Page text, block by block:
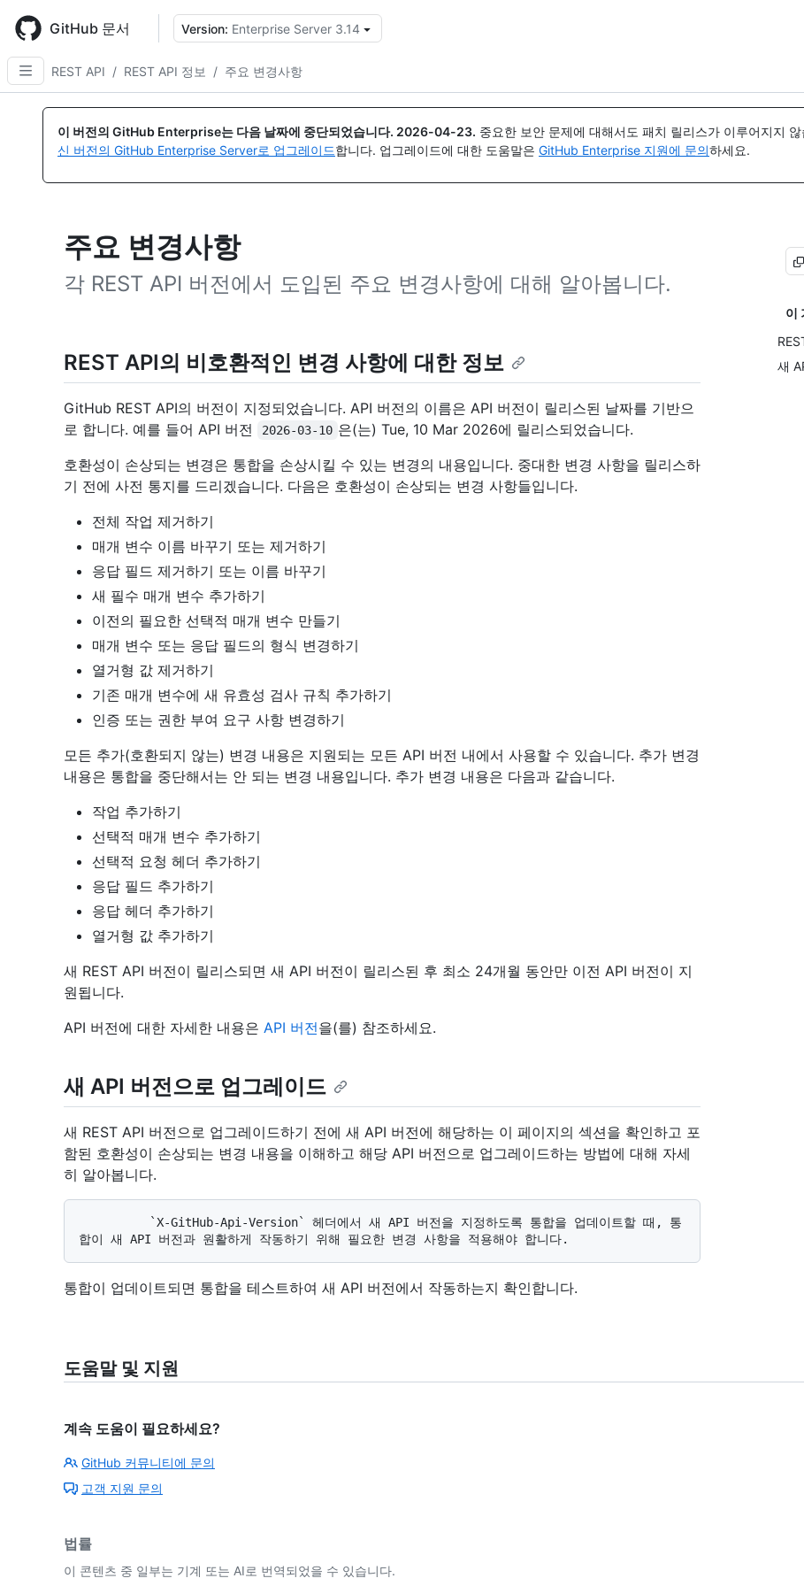
main
content
GitHub 문서 Version: Enterprise Server 3.14
REST API / REST API 정보 / 주요 변경사항
이 버전의 GitHub Enterprise는 다음 날짜에 중단되었습니다. 2026-04-23. 중요한 보안 문제에 대해서도 패치 릴리스가 이루어지지
신 버전의 GitHub Enterprise Server로 업그레이드합니다. 업그레이드에 대한 도움말은 GitHub Enterprise 지원에 문의하세요.
주요 변경사항
각 REST API 버전에서 도입된 주요 변경사항에 대해 알아봅니다.
이
새
REST API의 비호환적인 변경 사항에 대한 정보
GitHub REST API의 버전이 지정되었습니다. API 버전의 이름은 API 버전이 릴리스된 날짜를 기반으
로 합니다. 예를 들어 API 버전
2026-03-10 은(는) Tue, 10 Mar 2026에 릴리스되었습니다.
호환성이 손상되는 변경은 통합을 손상시킬 수 있는 변경의 내용입니다. 중대한 변경 사항을 릴리스하
기 전에 사전 통지를 드리겠습니다. 다음은 호환성이 손상되는 변경 사항들입니다.
전체 작업 제거하기
매개 변수 이름 바꾸기 또는 제거하기
응답 필드 제거하기 또는 이름 바꾸기
새 필수 매개 변수 추가하기
이전의 필요한 선택적 매개 변수 만들기
매개 변수 또는 응답 필드의 형식 변경하기
열거형 값 제거하기
기존 매개 변수에 새 유효성 검사 규칙 추가하기
인증 또는 권한 부여 요구 사항 변경하기
모든 추가(호환되지 않는) 변경 내용은 지원되는 모든 API 버전 내에서 사용할 수 있습니다. 추가 변경
내용은 통합을 중단해서는 안 되는 변경 내용입니다. 추가 변경 내용은 다음과 같습니다.
작업 추가하기
선택적 매개 변수 추가하기
선택적 요청 헤더 추가하기
응답 필드 추가하기
응답 헤더 추가하기
열거형 값 추가하기
새 REST API 버전이 릴리스되면 새 API 버전이 릴리스된 후 최소 24개월 동안만 이전 API 버전이 지
원됩니다.
API 버전에 대한 자세한 내용은 API 버전을(를) 참조하세요.
새 API 버전으로 업그레이드
새 REST API 버전으로 업그레이드하기 전에 새 API 버전에 해당하는 이 페이지의 섹션을 확인하고 포
함된 호환성이 손상되는 변경 내용을 이해하고 해당 API 버전으로 업그레이드하는 방법에 대해 자세
히 알아봅니다.
통합이 업데이트되면 통합을 테스트하여 새 API 버전에서 작동하는지 확인합니다.
도움말 및 지원
계속 도움이 필요하세요?
GitHub 커뮤니티에 문의
고객 지원 문의
법률
이 콘텐츠 중 일부는 기계 또는 AI로 번역되었을 수 있습니다.